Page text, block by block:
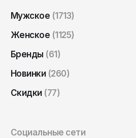
Мужское (1713)
Женское (1125)
Бренды (61)
Новинки (260)
Скидки (77)
Социальные сети
Симферополь
Ставрополь
Старый Оскол
Стерлитамак
Тамбов